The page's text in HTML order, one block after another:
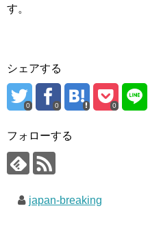
す。
シェアする
0 0 0
フォローする
japan-breaking